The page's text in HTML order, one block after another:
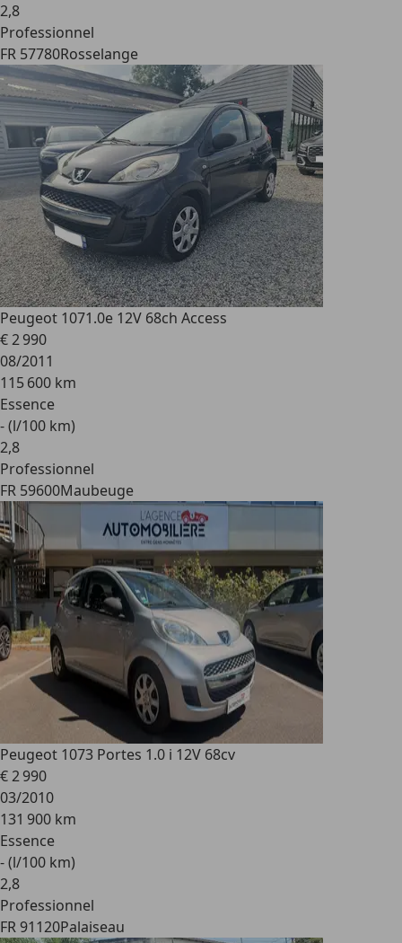
2,8
Professionnel
FR 57780Rosselange
Peugeot 1071.0e 12V 68ch Access
€ 2 990
08/2011
115 600 km
Essence
- (l/100 km)
2,8
Professionnel
FR 59600Maubeuge
Peugeot 1073 Portes 1.0 i 12V 68cv
€ 2 990
03/2010
131 900 km
Essence
- (l/100 km)
2,8
Professionnel
FR 91120Palaiseau